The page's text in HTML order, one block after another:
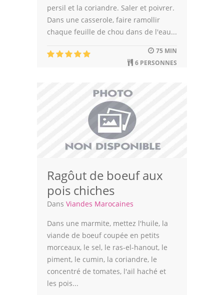
persil et la coriandre. Saler et poivrer.
Dans une casserole, faire ramollir
chaque feuille de chou dans de l'eau...
75 MIN
6 PERSONNES
Ragôut de boeuf aux
pois chiches
Dans Viandes Marocaines
Dans une marmite, mettez l'huile, la
viande de boeuf coupée en petits
morceaux, le sel, le ras-el-hanout, le
piment, le cumin, la coriandre, le
concentré de tomates, l'ail haché et
les pois...